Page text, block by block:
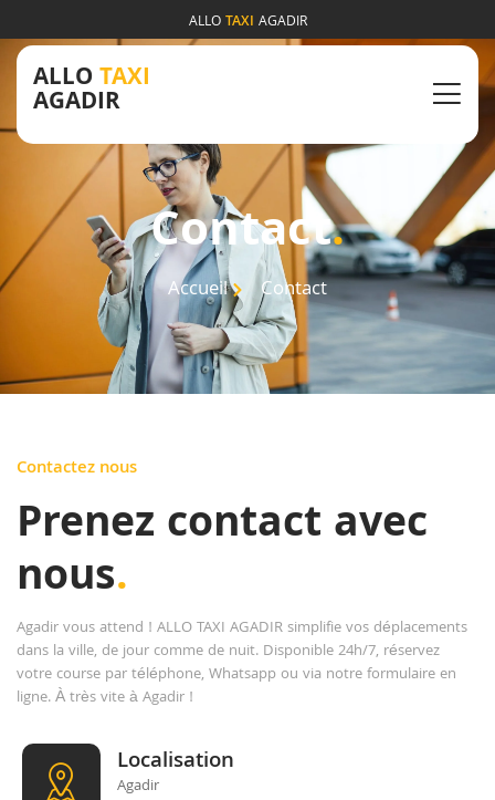
ALLOTAXI AGADIR
ALLO TAXI
AGADIR
Contact.
Accueil Contact
Contactez nous
Prenez contact avec
nous.
Agadir vous attend ! ALLO TAXI AGADIR simplifie vos déplacements
dans la ville, de jour comme de nuit. Disponible 24h/7, réservez
votre course par téléphone, Whatsapp ou via notre formulaire en
ligne. À très vite à Agadir !
Localisation
Agadir